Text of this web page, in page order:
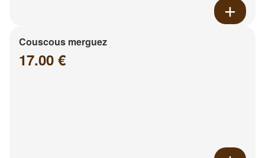
Couscous merguez
17.00 €